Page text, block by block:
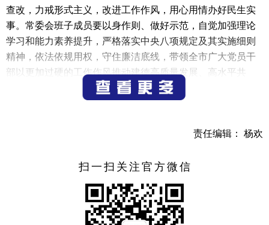
查改，力戒形式主义，改进工作作风，用心用情办好民生实
事。常委会班子成员要以身作则、做好示范，自觉加强理论
学习和能力素养提升，严格落实中央八项规定及其实施细则
精神，依法依规用权，守住廉洁底线，带领全市广大党员干
部以更加过硬的工作作风推动建德高质量发展、高水平共
的重要讲话精神，在《求是》杂志发表的重要文章《推动海
会议还研究了其他事项。
责任编辑： 杨欢
扫一扫关注官方微信